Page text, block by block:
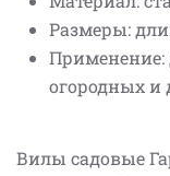
Размеры:
Применение:
огородных и
Вилы садовые